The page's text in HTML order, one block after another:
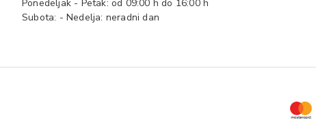
Ponedeljak - Petak: od 09:00 h do 16:00 h
Subota: - Nedelja: neradni dan